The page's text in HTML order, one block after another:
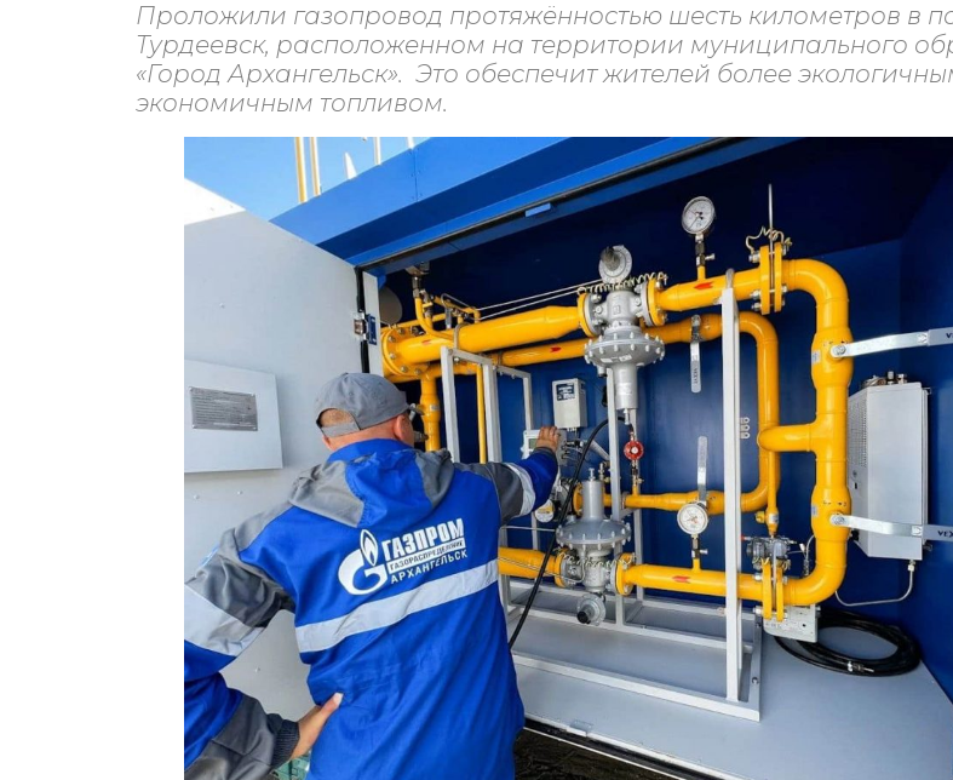
Проложили газопровод протяжённостью шесть километров в
Турдеевск, расположенном на территории муниципального
«Город Архангельск». Это обеспечит жителей более
экономичным топливом.